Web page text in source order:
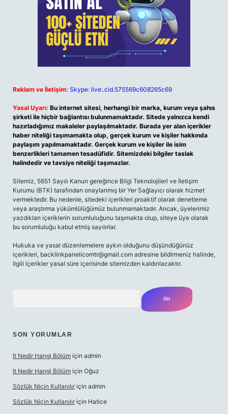
Reklam ve İletişim: Skype: live:.cid.575569c608265c69
Yasal Uyarı: Bu internet sitesi, herhangi bir marka, kurum veya şahıs
şirketi ile hiçbir bağlantısı bulunmamaktadır. Sitede yalnızca kendi
hazırladığımız makaleler paylaşılmaktadır. Burada yer alan içerikler
haber niteliği taşımamakta olup, gerçek kurum ve kişiler hakkında
paylaşım yapılmamaktadır. Gerçek kurum ve kişiler ile isim
benzerlikleri tamamen tesadüfidir. Sitemizdeki bilgiler taslak
halindedir ve tavsiye niteliği taşımazlar.
Sitemiz, 5651 Sayılı Kanun gereğince Bilgi Teknolojileri ve İletişim
Kurumu (BTK) tarafından onaylanmış bir Yer Sağlayıcı olarak hizmet
vermektedir. Bu nedenle, sitedeki içerikleri proaktif olarak denetleme
veya araştırma yükümlülüğümüz bulunmamaktadır. Ancak, üyelerimiz
yazdıkları içeriklerin sorumluluğunu taşımakta olup, siteye üye olarak
bu sorumluluğu kabul etmiş sayılırlar.
Hukuka ve yasal düzenlemelere aykırı olduğunu düşündüğünüz
içerikleri, backlinkpanelicomtr@gmail.com adresine bildirmeniz halinde,
ilgili içerikler yasal süre içerisinde sitemizden kaldırılacaktır.
SON YORUMLAR
It Nedir Hangi Bölüm için admin
It Nedir Hangi Bölüm için Oğuz
Sözlük Niçin Kullanılır için admin
Sözlük Niçin Kullanılır için Hatice